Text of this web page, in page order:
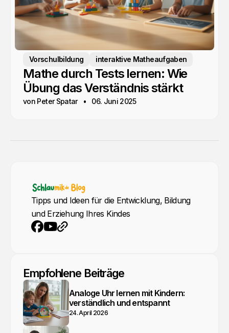
Vorschulbildung interaktive Matheaufgaben
Mathe durch Tests lernen: Wie
Übung das Verständnis stärkt
von Peter Spatar 06. Juni 2025
Tipps und Ideen für die Entwicklung, Bildung
und Erziehung Ihres Kindes
Empfohlene Beiträge
Analoge Uhr lernen mit Kindern:
verständlich und entspannt
24. April 2026